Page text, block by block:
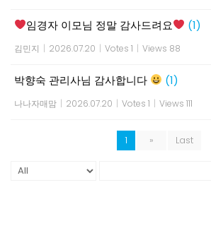
임경자 이모님 정말 감사드려요 (1)
김민지 | 2026.07.20 | Votes 1 | Views 88
박향숙 관리사님 감사합니다 (1)
나나자매맘 | 2026.07.20 | Votes 1 | Views 111
1 » Last